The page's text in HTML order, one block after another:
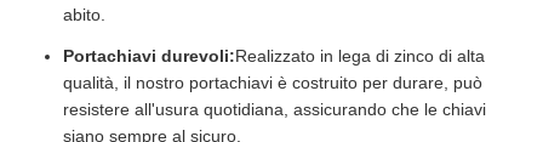
abito.
Portachiavi durevoli:Realizzato in lega di zinco di alta
qualità, il nostro portachiavi è costruito per durare, può
resistere all'usura quotidiana, assicurando che le chiavi
siano sempre al sicuro.